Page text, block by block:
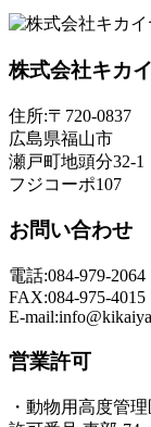
株式会社キカ
住所:〒720-0837
広島県福山市
瀬戸町地頭分32-1
フジコーポ107
お問い合わせ
電話:084-979-2064
FAX:084-975-4015
E-
営業許可
・動物用高度管